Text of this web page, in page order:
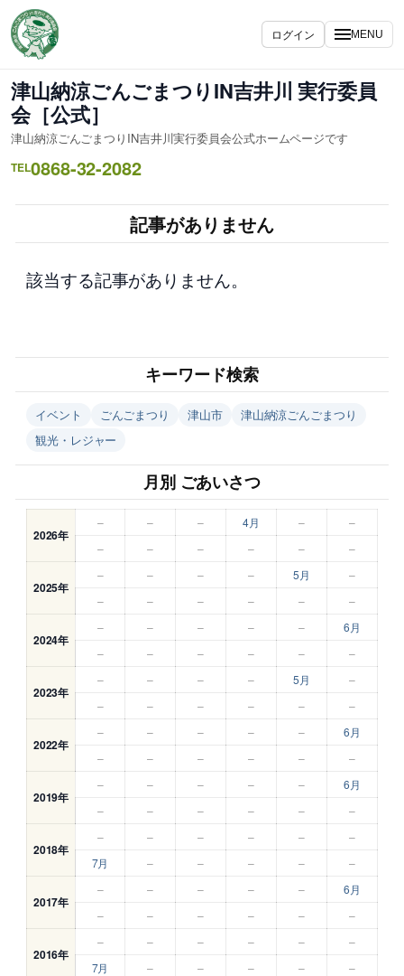
容
を
ス
キ
ッ
プ
ログイン MENU
津山納涼ごんごまつりIN吉井川 実行委員
会［公式］
津山納涼ごんごまつりIN吉井川実行委員会公式ホームページです
TEL0868-32-2082
記事がありません
該当する記事がありません。
キーワード検索
イベント ごんごまつり 津山市
津山納涼ごんごまつり
観光・レジャー
月別 ごあいさつ
2026年
– – – 4月 –
–
–
– – – – –
2025年
– – – – 5月
–
–
– – – – –
2024年
– – – – –
6月
–
– – – – –
2023年
– – – – 5月
–
–
– – – – –
2022年
– – – – –
6月
–
– – – – –
2019年
– – – – –
6月
–
– – – – –
2018年
– – – – –
–
7月
– – – – –
2017年
– – – – –
6月
–
– – – – –
2016年
– – – – –
–
7月
– – – – –